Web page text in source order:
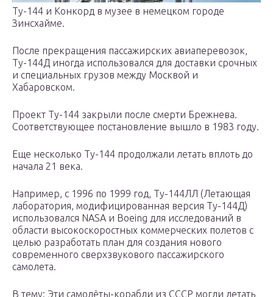
Ту-144 и Конкорд в музее в немецком городе
Зинсхайме.
После прекращения пассажирских авиаперевозок,
Ту-144Д иногда использовался для доставки срочных
и специальных грузов между Москвой и
Хабаровском.
Проект Ту-144 закрыли после смерти Брежнева.
Соответствующее постановление вышло в 1983 году.
Еще несколько Ту-144 продолжали летать вплоть до
начала 21 века.
Например, с 1996 по 1999 год, Ту-144ЛЛ (Летающая
лаборатория, модифицированная версия Ту-144Д)
использовался NASA и Boeing для исследований в
области высокоскоростных коммерческих полетов с
целью разработать план для создания нового
современного сверхзвукового пассажирского
самолета.
В тему: Эти самолёты-корабли из СССР могли летать